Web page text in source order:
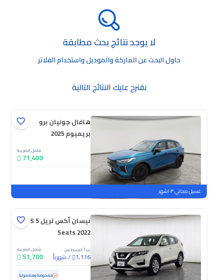
لا يوجد نتائج بحث مطابقة
حاول البحث عن الماركة والموديل واستخدام الفلاتر
نقترح عليك النتائج التالية
هافال جوليان برو
بريميوم 2025
شامل الضريبة
71,400
جديدة
ملوحة
غسيل مجاني ٣ اشهر
نيسان أكس تريل S 5
Seats 2022
يبدأ القسط من
1,116
/شهرياً
شامل الضريبة
51,700
مستعملة 52,395 كم ممشى قليل مفحوصة ومضمونة